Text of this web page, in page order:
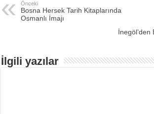
Önceki
Bosna Hersek Tarih Kitaplarında
Osmanlı İmajı
İnegöl’den
İlgili yazılar